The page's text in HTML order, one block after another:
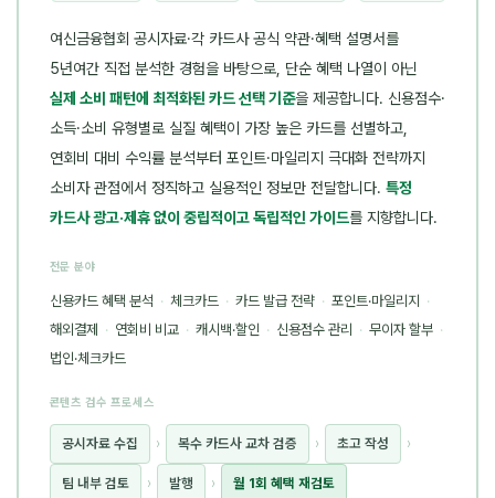
여신금융협회 공시자료·각 카드사 공식 약관·혜택 설명서를
5년여간 직접 분석한 경험을 바탕으로, 단순 혜택 나열이 아닌
실제 소비 패턴에 최적화된 카드 선택 기준을 제공합니다. 신용점수·
소득·소비 유형별로 실질 혜택이 가장 높은 카드를 선별하고,
연회비 대비 수익률 분석부터 포인트·마일리지 극대화 전략까지
소비자 관점에서 정직하고 실용적인 정보만 전달합니다. 특정
카드사 광고·제휴 없이 중립적이고 독립적인 가이드를 지향합니다.
전문 분야
신용카드 혜택 분석 · 체크카드 · 카드 발급 전략 · 포인트·마일리지 ·
해외결제 · 연회비 비교 · 캐시백·할인 · 신용점수 관리 · 무이자 할부 ·
법인·체크카드
콘텐츠 검수 프로세스
공시자료 수집 › 복수 카드사 교차 검증 › 초고 작성 ›
팀 내부 검토 › 발행 › 월 1회 혜택 재검토